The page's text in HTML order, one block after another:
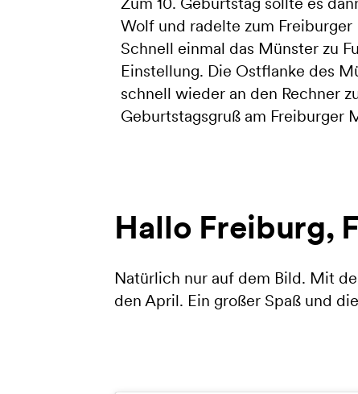
Wolf und radelte zum
Schnell einmal das Münster zu
Einstellung. Die Ostflanke des
schnell wieder an den Rechner
Geburtstagsgruß am Freiburger
Hallo Freiburg,
Natürlich nur auf dem Bild. Mit
den April. Ein großer Spaß und